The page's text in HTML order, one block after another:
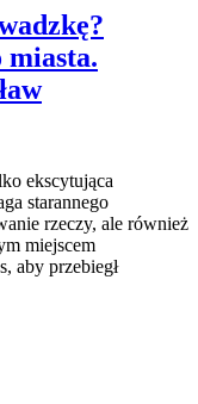
miasta.
ekscytująca
starannego
rzeczy, ale również
miejscem
aby przebiegł